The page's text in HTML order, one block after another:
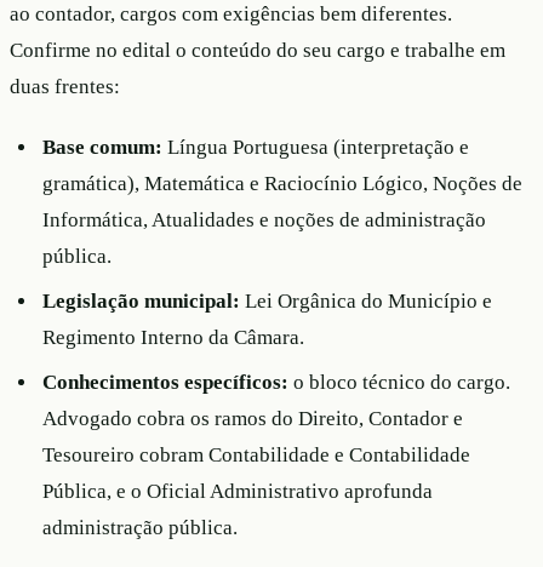
ao contador, cargos com exigências bem diferentes.
Confirme no edital o conteúdo do seu cargo e trabalhe em
duas frentes:
Base comum: Língua Portuguesa (interpretação e
gramática), Matemática e Raciocínio Lógico, Noções de
Informática, Atualidades e noções de administração
pública.
Legislação municipal: Lei Orgânica do Município e
Regimento Interno da Câmara.
Conhecimentos específicos: o bloco técnico do cargo.
Advogado cobra os ramos do Direito, Contador e
Tesoureiro cobram Contabilidade e Contabilidade
Pública, e o Oficial Administrativo aprofunda
administração pública.